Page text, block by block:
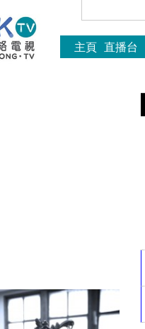
主頁 直播台